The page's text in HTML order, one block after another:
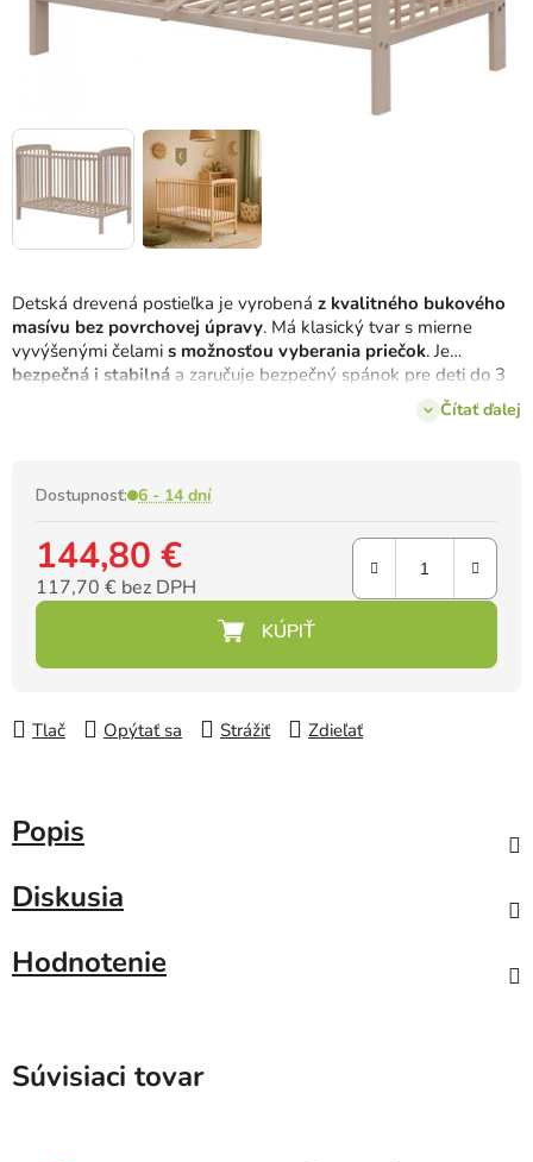
Detská drevená postieľka je vyrobená z kvalitného bukového
masívu bez povrchovej úpravy. Má klasický tvar s mierne
vyvýšenými čelami s možnosťou vyberania priečok. Je
bezpečná i stabilná a zaručuje bezpečný spánok pre deti do 3
Čítať ďalej
Dostupnosť: 6 - 14 dní
144,80 €
117,70 € bez DPH
Jednotková cena:
Tlač Opýtať sa Strážiť Zdieľať
Popis
Diskusia
Hodnotenie
Súvisiaci tovar